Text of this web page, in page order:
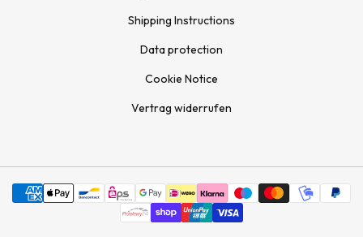
Shipping Instructions
Data protection
Cookie Notice
Vertrag widerrufen